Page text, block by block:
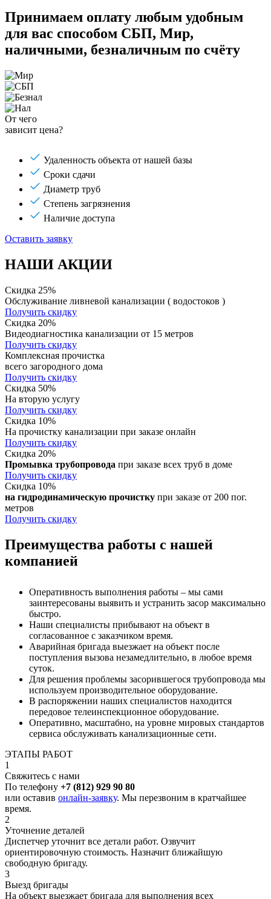
Принимаем оплату любым удобным
для вас способом СБП, Мир,
наличными, безналичным по счёту
От чего
зависит цена?
Удаленность объекта от нашей базы
Сроки сдачи
Диаметр труб
Степень загрязнения
Наличие доступа
Оставить заявку
НАШИ АКЦИИ
Скидка 25%
Обслуживание ливневой канализации ( водостоков )
Получить скидку
Скидка 20%
Видеодиагностика канализации от 15 метров
Получить скидку
Комплексная прочистка
всего загородного дома
Получить скидку
Скидка 50%
На вторую услугу
Получить скидку
Скидка 10%
На прочистку канализации при заказе онлайн
Получить скидку
Скидка 20%
Промывка трубопровода при заказе всех труб в доме
Получить скидку
Скидка 10%
на гидродинамическую прочистку при заказе от 200 пог.
метров
Получить скидку
Преимущества работы с нашей
компанией
Оперативность выполнения работы – мы сами
заинтересованы выявить и устранить засор максимально
быстро.
Наши специалисты прибывают на объект в
согласованное с заказчиком время.
Аварийная бригада выезжает на объект после
поступления вызова незамедлительно, в любое время
суток.
Для решения проблемы засорившегося трубопровода мы
используем производительное оборудование.
В распоряжении наших специалистов находится
передовое телеинспекционное оборудование.
Оперативно, масштабно, на уровне мировых стандартов
сервиса обслуживать канализационные сети.
ЭТАПЫ РАБОТ
1
Свяжитесь с нами
По телефону +7 (812) 929 90 80
или оставив онлайн-заявку. Мы перезвоним в кратчайшее
время.
2
Уточнение деталей
Диспетчер уточнит все детали работ. Озвучит
ориентировочную стоимость. Назначит ближайшую
свободную бригаду.
3
Выезд бригады
На объект выезжает бригада для выполнения всех